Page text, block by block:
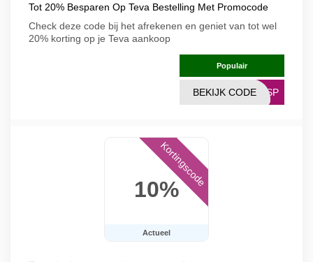
Tot 20% Besparen Op Teva Bestelling Met Promocode
Check deze code bij het afrekenen en geniet van tot wel
20% korting op je Teva aankoop
Populair
26SP
BEKIJK CODE
10%
Actueel
Kortingscode